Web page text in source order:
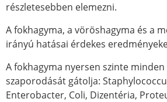
részletesebben elemezni.
A fokhagyma, a vöröshagyma és a
irányú hatásai érdekes
A fokhagyma nyersen szinte
szaporodását gátolja:
Enterobacter, Coli, Dizentéria,